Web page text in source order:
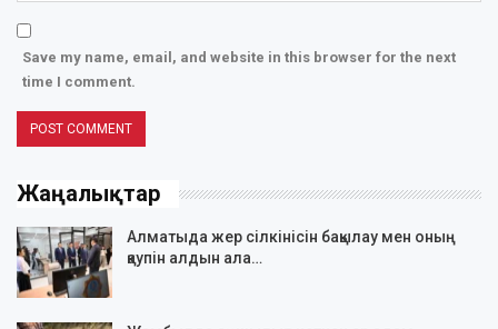
Save my name, email, and website in this browser for the next
time I comment.
Жаңалықтар
Алматыда жер сілкінісін бақылау мен оның
қаупін алдын ала…